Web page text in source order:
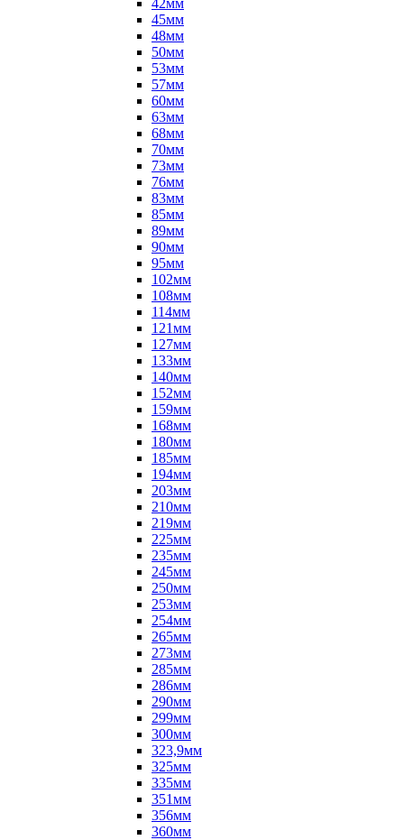
42мм
45мм
48мм
50мм
53мм
57мм
60мм
63мм
68мм
70мм
73мм
76мм
83мм
85мм
89мм
90мм
95мм
102мм
108мм
114мм
121мм
127мм
133мм
140мм
152мм
159мм
168мм
180мм
185мм
194мм
203мм
210мм
219мм
225мм
235мм
245мм
250мм
253мм
254мм
265мм
273мм
285мм
286мм
290мм
299мм
300мм
323,9мм
325мм
335мм
351мм
356мм
360мм